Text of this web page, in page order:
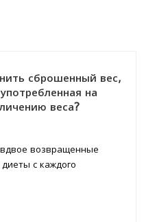
сброшенный вес,
на
веса?
возвращенные
с каждого